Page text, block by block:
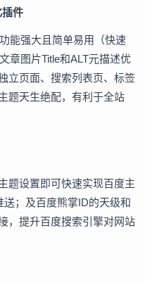
件
能强大且简单易用（快速
章图片Title和ALT元描述优
立页面、搜索列表页、标签
题天生绝配，有利于全站
题设置即可快速实现百度主
；及百度熊掌ID的天级和
，提升百度搜索引擎对网站